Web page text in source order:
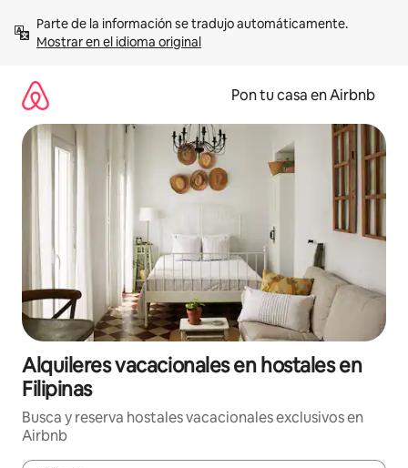
contenidoMostrar en el idioma original
Pon tu casa en Airbnb
Alquileres vacacionales en hostales en
Filipinas
Busca y reserva hostales vacacionales exclusivos en
Airbnb